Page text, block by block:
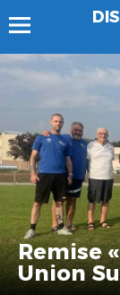
Remise
Union